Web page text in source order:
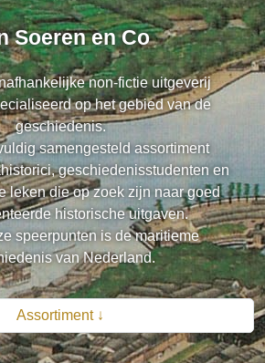
Soeren en Co
non-fictie uitgeverij
op het gebied van de
geschiedenis.
samengesteld assortiment
geschiedenisstudenten en
leken die op zoek zijn naar goed
historische uitgaven.
speerpunten is de maritieme
van Nederland.
Assortiment ↓